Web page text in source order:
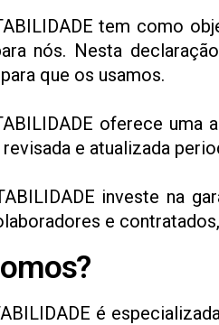
tem como
nós. Nesta
que os usamos.
oferece
e atualizada
investe na
e
é